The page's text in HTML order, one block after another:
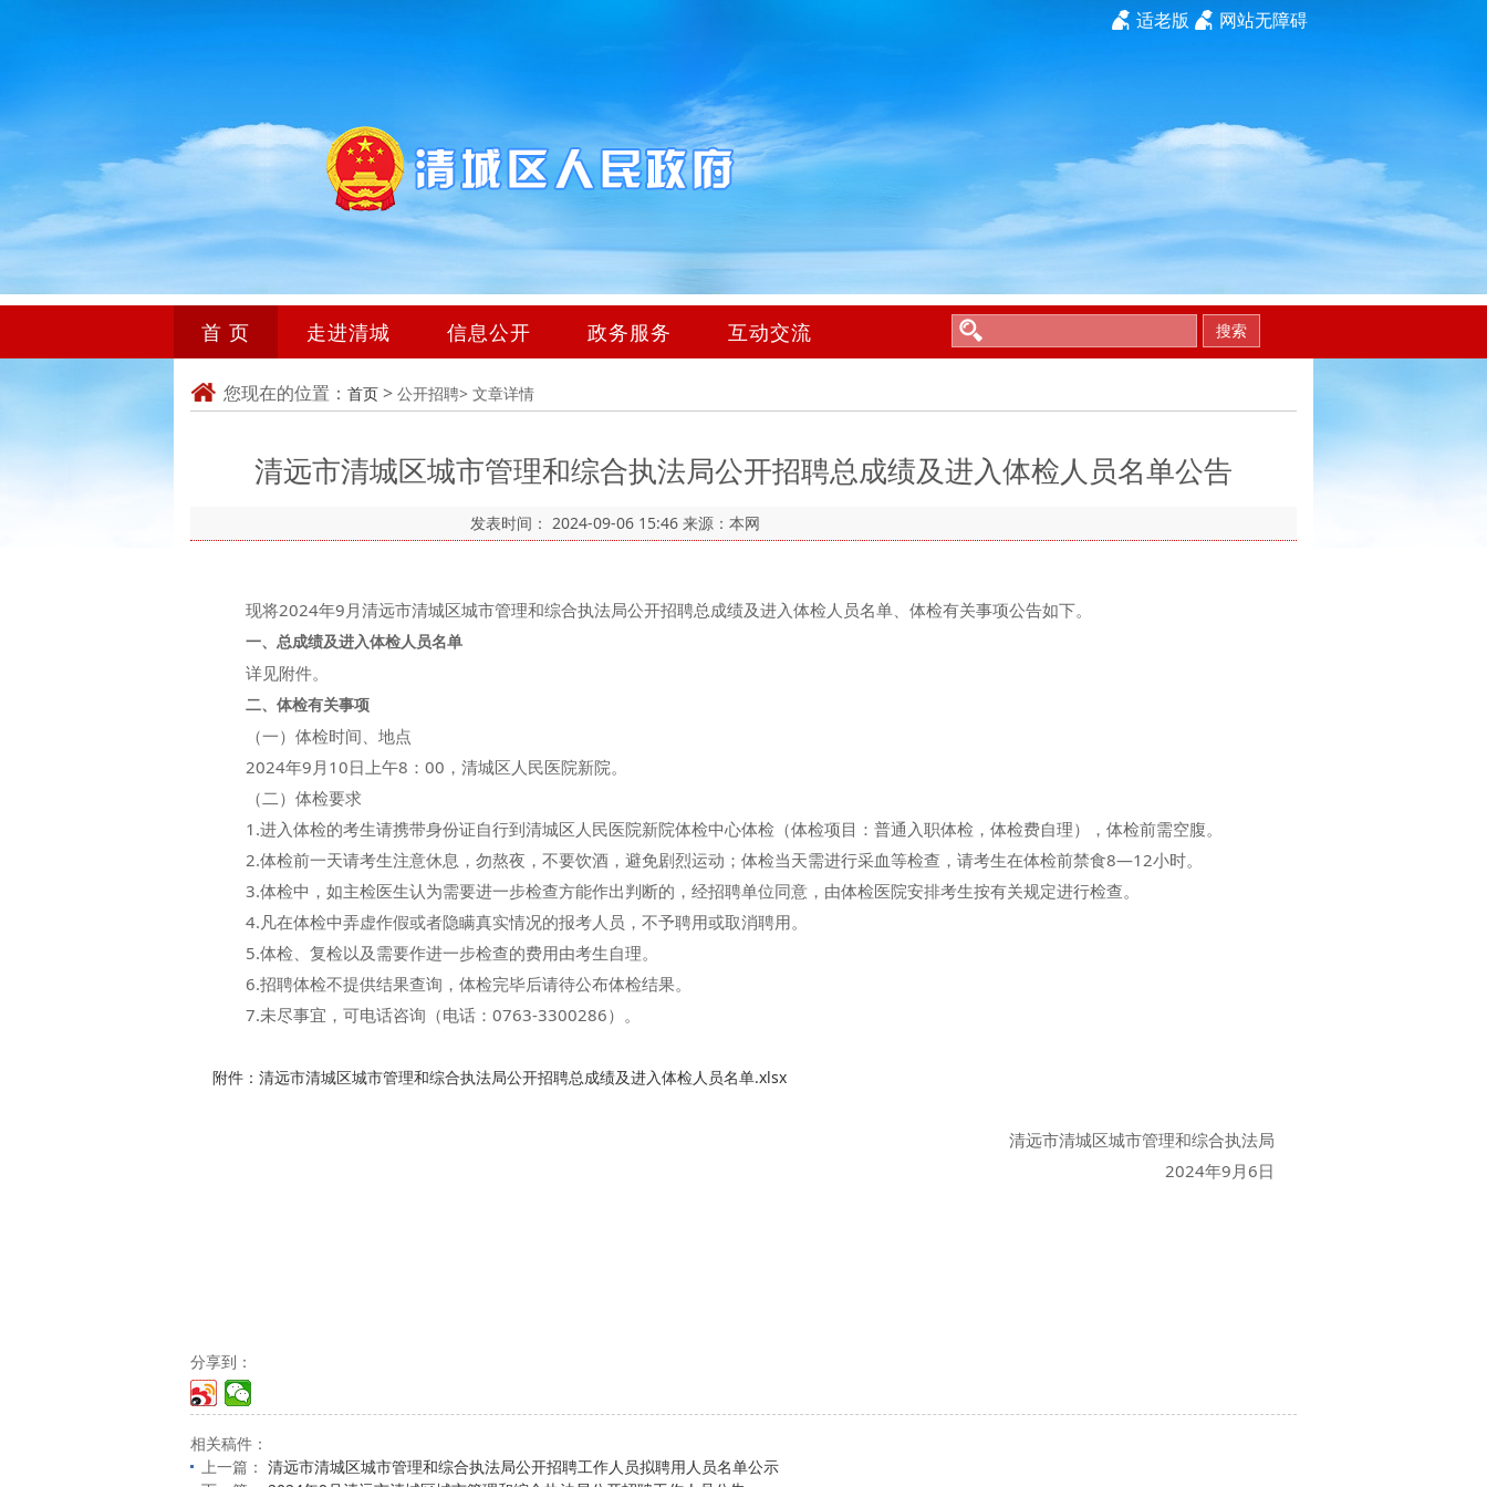
网站无障碍
适老版
首 页 走进清城 信息公开 政务服务 互动交流 搜索
您现在的位置： 首页 > 公开招聘> 文章详情
清远市清城区城市管理和综合执法局公开招聘总成绩及进入体检人员名单公告
发表时间： 2024-09-06 15:46 来源：本网
现将2024年9月清远市清城区城市管理和综合执法局公开招聘总成绩及进入体检人员名单、体检有关事项公告如下。
一、总成绩及进入体检人员名单
详见附件。
二、体检有关事项
（一）体检时间、地点
2024年9月10日上午8：00，清城区人民医院新院。
（二）体检要求
1.进入体检的考生请携带身份证自行到清城区人民医院新院体检中心体检（体检项目：普通入职体检，体检费自理），体检前需空腹。
2.体检前一天请考生注意休息，勿熬夜，不要饮酒，避免剧烈运动；体检当天需进行采血等检查，请考生在体检前禁食8—12小时。
3.体检中，如主检医生认为需要进一步检查方能作出判断的，经招聘单位同意，由体检医院安排考生按有关规定进行检查。
4.凡在体检中弄虚作假或者隐瞒真实情况的报考人员，不予聘用或取消聘用。
5.体检、复检以及需要作进一步检查的费用由考生自理。
6.招聘体检不提供结果查询，体检完毕后请待公布体检结果。
7.未尽事宜，可电话咨询（电话：0763-3300286）。
附件：清远市清城区城市管理和综合执法局公开招聘总成绩及进入体检人员名单.xlsx
清远市清城区城市管理和综合执法局
2024年9月6日
分享到：
相关稿件：
上一篇： 清远市清城区城市管理和综合执法局公开招聘工作人员拟聘用人员名单公示